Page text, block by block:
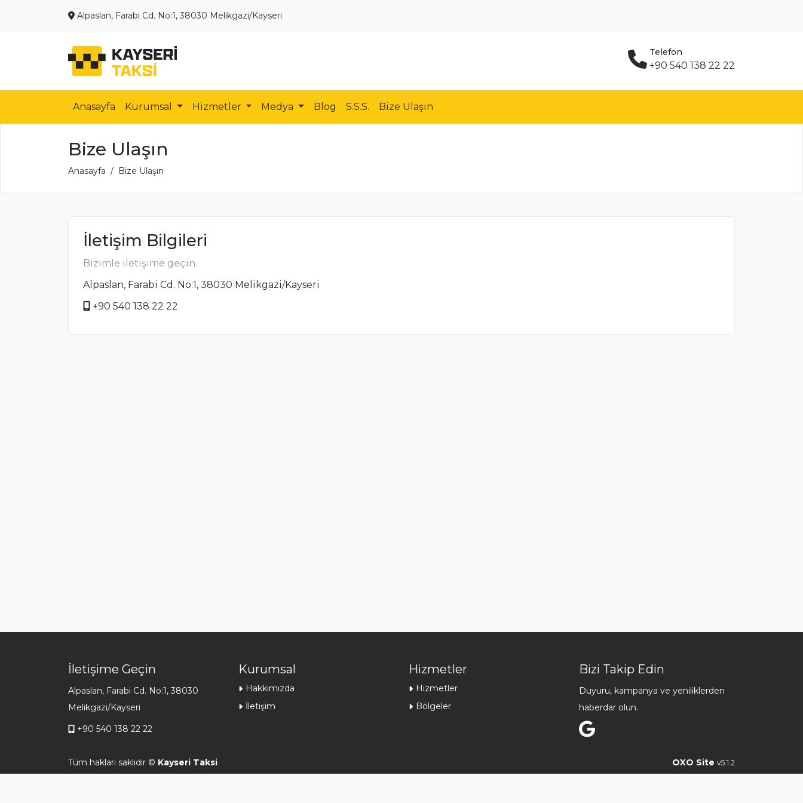
Alpaslan, Farabi Cd. No:1, 38030 Melikgazi/Kayseri
Telefon
+90 540 138 22 22
Anasayfa Kurumsal Hizmetler Medya Blog S.S.S. Bize Ulaşın
Bize Ulaşın
Anasayfa Bize Ulaşın
İletişim Bilgileri
Bizimle iletişime geçin.
Alpaslan, Farabi Cd. No:1, 38030 Melikgazi/Kayseri
+90 540 138 22 22
İletişime Geçin
Alpaslan, Farabi Cd. No:1, 38030
Melikgazi/Kayseri
+90 540 138 22 22
Kurumsal
Hakkımızda
İletişim
Hizmetler
Hizmetler
Bölgeler
Bizi Takip Edin
Duyuru, kampanya ve yeniliklerden
haberdar olun.
Tüm hakları saklıdır © Kayseri Taksi OXO Site v5.1.2